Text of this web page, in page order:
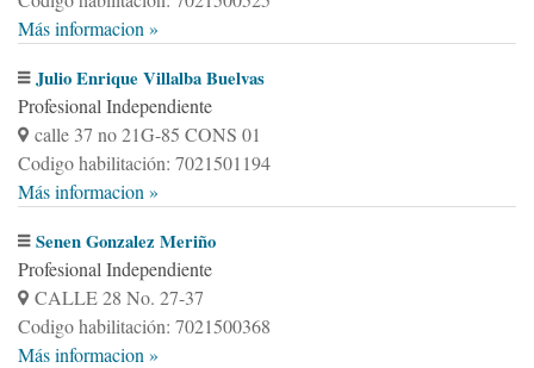
Más informacion »
Julio Enrique Villalba Buelvas
Profesional Independiente
calle 37 no 21G-85 CONS 01
Codigo habilitación: 7021501194
Más informacion »
Senen Gonzalez Meriño
Profesional Independiente
CALLE 28 No. 27-37
Codigo habilitación: 7021500368
Más informacion »